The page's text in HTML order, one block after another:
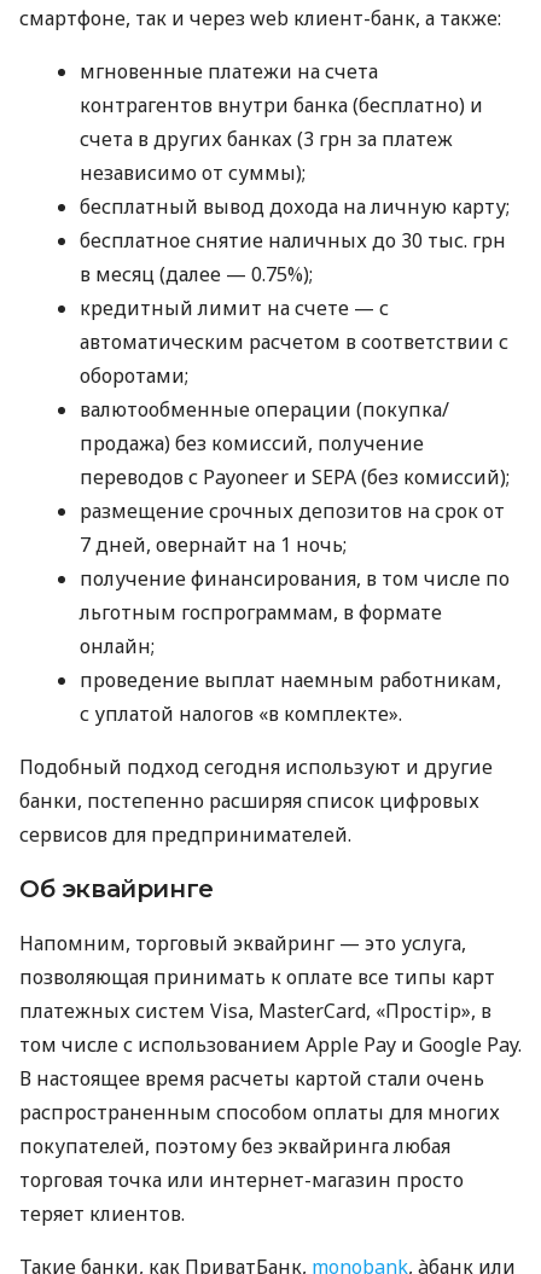
смартфоне, так и через web клиент-банк, а также:
мгновенные платежи на счета
контрагентов внутри банка (бесплатно) и
счета в других банках (3 грн за платеж
независимо от суммы);
бесплатный вывод дохода на личную карту;
бесплатное снятие наличных до 30 тыс. грн
в месяц (далее — 0.75%);
кредитный лимит на счете — с
автоматическим расчетом в соответствии с
оборотами;
валютообменные операции (покупка/
продажа) без комиссий, получение
переводов с Payoneer и SEPA (без комиссий);
размещение срочных депозитов на срок от
7 дней, овернайт на 1 ночь;
получение финансирования, в том числе по
льготным госпрограммам, в формате
онлайн;
проведение выплат наемным работникам,
с уплатой налогов «в комплекте».
Подобный подход сегодня используют и другие
банки, постепенно расширяя список цифровых
сервисов для предпринимателей.
Об эквайринге
Напомним, торговый эквайринг — это услуга,
позволяющая принимать к оплате все типы карт
платежных систем Visa, MasterCard, «Простір», в
том числе с использованием Apple Pay и Google Pay.
В настоящее время расчеты картой стали очень
распространенным способом оплаты для многих
покупателей, поэтому без эквайринга любая
торговая точка или интернет-магазин просто
теряет клиентов.
Такие банки, как ПриватБанк, monobank, àбанк или